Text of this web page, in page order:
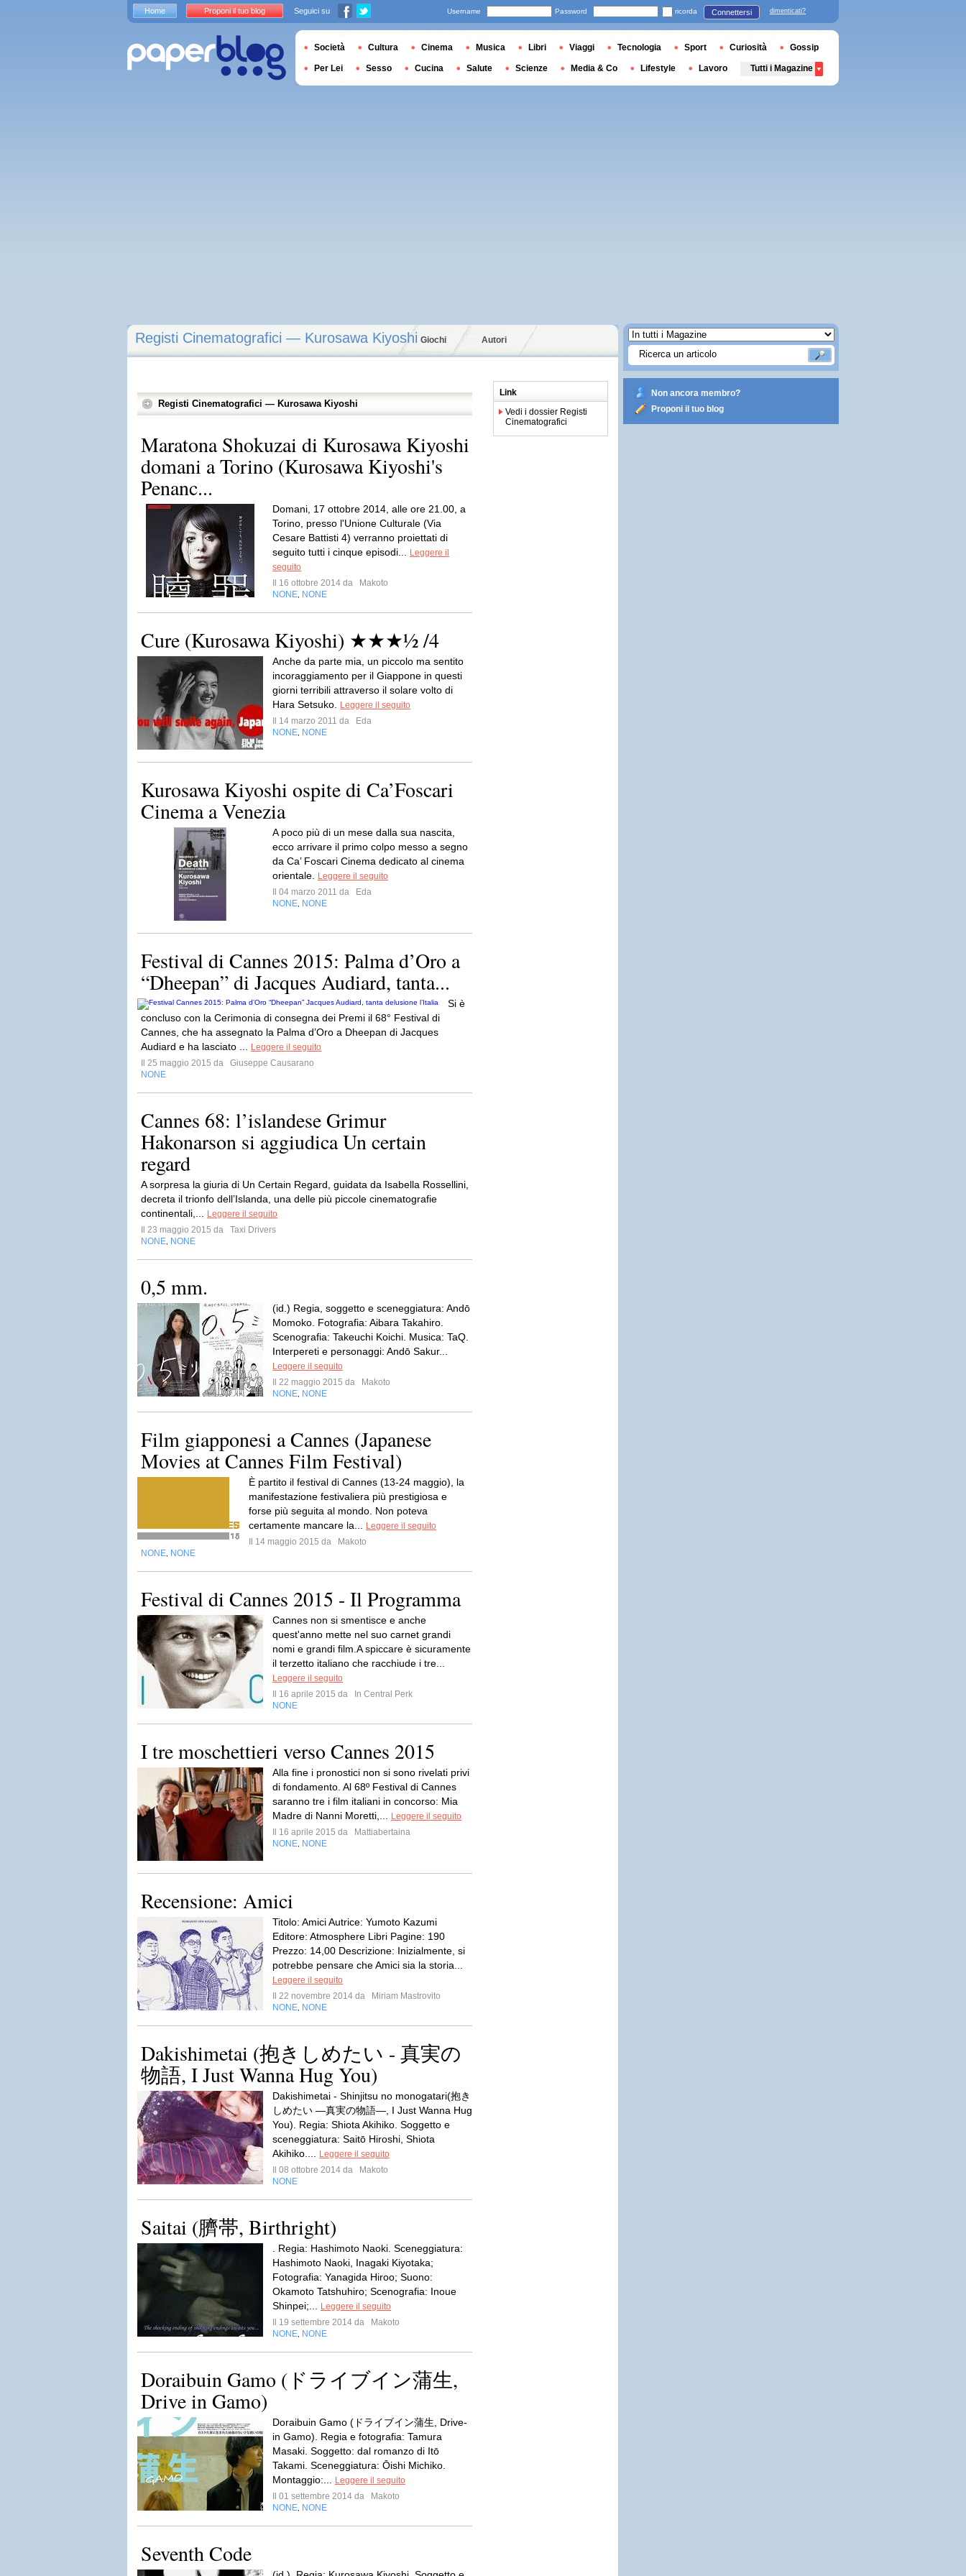
Registi Cinematografici — Kurosawa Kiyoshi Giochi Autori
Registi Cinematografici — Kurosawa Kiyoshi
Maratona Shokuzai di Kurosawa Kiyoshi
domani a Torino (Kurosawa Kiyoshi's
Penanc...
Domani, 17 ottobre 2014, alle ore 21.00, a
Torino, presso l'Unione Culturale (Via
Cesare Battisti 4) verranno proiettati di
seguito tutti i cinque episodi...
Leggere il
seguito
Il 16 ottobre 2014 da
Makoto
NONE NONE
Cure (Kurosawa Kiyoshi) ★★★½ /4
Anche da parte mia, un piccolo ma sentito
incoraggiamento per il Giappone in questi
giorni terribili attraverso il solare volto di
Hara Setsuko.
Leggere il seguito
Il 14 marzo 2011 da
Eda
NONE NONE
Kurosawa Kiyoshi ospite di Ca’Foscari
Cinema a Venezia
A poco più di un mese dalla sua nascita,
ecco arrivare il primo colpo messo a segno
da Ca’ Foscari Cinema dedicato al cinema
orientale.
Leggere il seguito
Il 04 marzo 2011 da
Eda
NONE NONE
Festival di Cannes 2015: Palma d’Oro a
“Dheepan” di Jacques Audiard, tanta...
Si è
concluso con la Cerimonia di consegna dei Premi il 68° Festival di
Cannes, che ha assegnato la Palma d’Oro a Dheepan di Jacques
Audiard e ha lasciato ...
Leggere il seguito
Il 25 maggio 2015 da
Giuseppe Causarano
NONE
Cannes 68: l’islandese Grimur
Hakonarson si aggiudica Un certain
regard
A sorpresa la giuria di Un Certain Regard, guidata da Isabella Rossellini,
decreta il trionfo dell’Islanda, una delle più piccole cinematografie
continentali,...
Leggere il seguito
Il 23 maggio 2015 da
Taxi Drivers
NONE NONE
0,5 mm.
(id.) Regia, soggetto e sceneggiatura: Andō
Momoko. Fotografia: Aibara Takahiro.
Scenografia: Takeuchi Koichi. Musica: TaQ.
Interpereti e personaggi: Andō Sakur...
Leggere il seguito
Il 22 maggio 2015 da
Makoto
NONE NONE
Film giapponesi a Cannes (Japanese
Movies at Cannes Film Festival)
È partito il festival di Cannes (13-24 maggio), la
manifestazione festivaliera più prestigiosa e
forse più seguita al mondo. Non poteva
certamente mancare la...
Leggere il seguito
Il 14 maggio 2015 da
Makoto
NONE NONE
Festival di Cannes 2015 - Il Programma
Cannes non si smentisce e anche
quest'anno mette nel suo carnet grandi
nomi e grandi film.A spiccare è sicuramente
il terzetto italiano che racchiude i tre...
Leggere il seguito
Il 16 aprile 2015 da
In Central Perk
NONE
I tre moschettieri verso Cannes 2015
Alla fine i pronostici non si sono rivelati privi
di fondamento. Al 68º Festival di Cannes
saranno tre i film italiani in concorso: Mia
Madre di Nanni Moretti,...
Leggere il seguito
Il 16 aprile 2015 da
Mattiabertaina
NONE NONE
Recensione: Amici
Titolo: Amici Autrice: Yumoto Kazumi
Editore: Atmosphere Libri Pagine: 190
Prezzo: 14,00 Descrizione: Inizialmente, si
potrebbe pensare che Amici sia la storia...
Leggere il seguito
Il 22 novembre 2014 da
Miriam Mastrovito
NONE NONE
Dakishimetai (抱きしめたい - 真実の
物語, I Just Wanna Hug You)
Dakishimetai - Shinjitsu no monogatari(抱き
しめたい ―真実の物語―, I Just Wanna Hug
You). Regia: Shiota Akihiko. Soggetto e
sceneggiatura: Saitō Hiroshi, Shiota
Akihiko....
Leggere il seguito
Il 08 ottobre 2014 da
Makoto
NONE
Saitai (臍帯, Birthright)
. Regia: Hashimoto Naoki. Sceneggiatura:
Hashimoto Naoki, Inagaki Kiyotaka;
Fotografia: Yanagida Hiroo; Suono:
Okamoto Tatshuhiro; Scenografia: Inoue
Shinpei;...
Leggere il seguito
Il 19 settembre 2014 da
Makoto
NONE NONE
Doraibuin Gamo (ドライブイン蒲生,
Drive in Gamo)
Doraibuin Gamo (ドライブイン蒲生, Drive-
in Gamo). Regia e fotografia: Tamura
Masaki. Soggetto: dal romanzo di Itō
Takami. Sceneggiatura: Ōishi Michiko.
Montaggio:...
Leggere il seguito
Il 01 settembre 2014 da
Makoto
NONE NONE
Seventh Code
Link
Vedi i dossier Registi
Cinematografici
Non ancora membro?
Proponi il tuo blog
Home Proponi il tuo blog Seguici su Username Password ricorda Connettersi dimenticati?
Società Cultura Cinema Musica Libri Viaggi Tecnologia Sport Curiosità Gossip
Per Lei Sesso Cucina Salute Scienze Media & Co Lifestyle Lavoro Tutti i Magazine